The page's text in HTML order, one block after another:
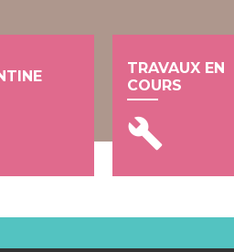
TRAVAUX EN
COURS
build